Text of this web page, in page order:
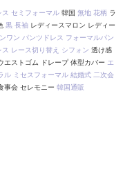
ス セミフォーマル 韓国 無地 花柄 ラ
黒 長袖 レディースマロン レディー
ワン パンツドレス フォーマルパン
レース切り替え シフォン 透け感
エストゴム ドレープ 体型カバー エ
ル ミセスフォーマル 結婚式 二次会
事会 セレモニー 韓国通販